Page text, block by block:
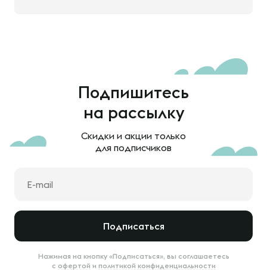
Подпишитесь
на рассылку
Скидки и акции только
для подписчиков
Подписаться
Нажимая на кнопку «Подписаться», вы соглашаетесь
с офертой и политикой конфиденциальности